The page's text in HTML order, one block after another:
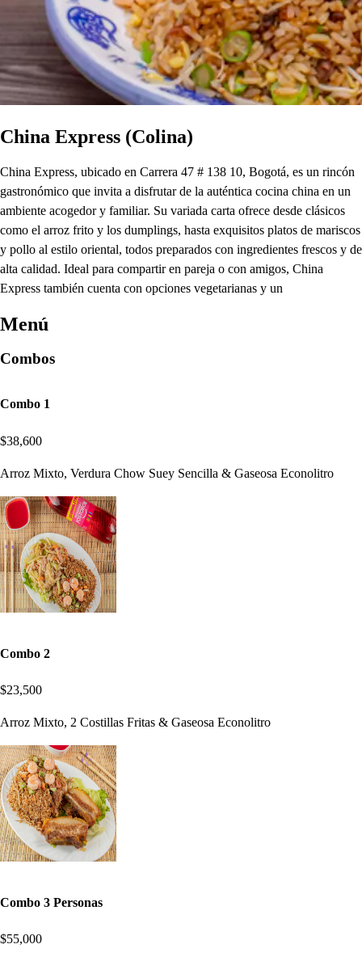
China Express (Colina)
China Express, ubicado en Carrera 47 # 138 10, Bogotá, es un rincón
gastronómico que invita a disfrutar de la auténtica cocina china en un
ambiente acogedor y familiar. Su variada carta ofrece desde clásicos
como el arroz frito y los dumplings, hasta exquisitos platos de mariscos
y pollo al estilo oriental, todos preparados con ingredientes frescos y de
alta calidad. Ideal para compartir en pareja o con amigos, China
Express también cuenta con opciones vegetarianas y un
Menú
Combos
Combo 1
$38,600
Arroz Mixto, Verdura Chow Suey Sencilla & Gaseosa Econolitro
Combo 2
$23,500
Arroz Mixto, 2 Costillas Fritas & Gaseosa Econolitro
Combo 3 Personas
$55,000